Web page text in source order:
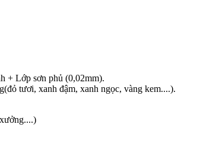
+ Lớp sơn phủ (0,02mm).
tươi, xanh đậm, xanh ngọc, vàng kem....).